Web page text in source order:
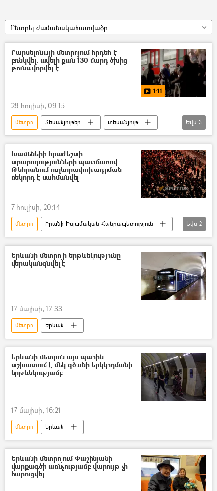
Ընտրել ժամանակահատվածը
Բարսելոնայի մետրոյում հրդեհ է
բռնկվել. ավելի քան 130 մարդ ծխից
թունավորվել է
1:11
28 հուլիսի, 09:15
մետրո Տեսանյութեր
տեսանյութ
Բարսելոնա
հրդեհ Տուժածներ
Եվս 3
Խամենեիի հրաժեշտի
արարողությունների պատճառով
Թեհրանում ուղևորափոխադրման
ռեկորդ է սահմանվել
7 հուլիսի, 20:14
մետրո
Իրանի Իսլամական Հանրապետություն
Թեհրան
Տրանսպորտ
Եվս 2
Երևանի մետրոյի երթևեկությունը
վերականգնվել է
17 մայիսի, 17:33
մետրո Երևան
Երևանի մետրոն այս պահին
աշխատում է մեկ գծանի երկկողմանի
երթևեկությամբ
17 մայիսի, 16:21
մետրո Երևան
Երևանի մետրոյում Փաշինյանի
վարքագծի առնչությամբ վարույթ չի
հարուցվել